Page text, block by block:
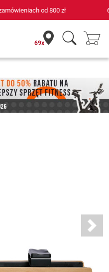
techników serwisowych
69x
Next